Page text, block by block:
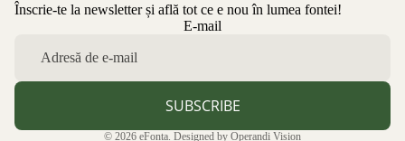
Înscrie-te la newsletter și află tot ce e nou în lumea fontei!
E-mail
SUBSCRIBE
© 2026 eFonta . Designed by Operandi Vision
Politica de confidențialitate